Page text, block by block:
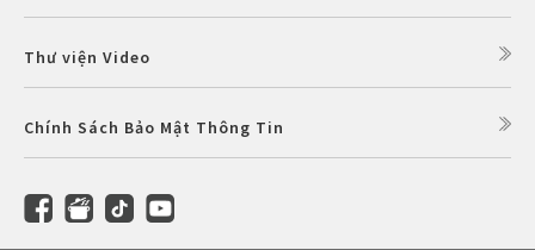
Thư viện Video
Chính Sách Bảo Mật Thông Tin